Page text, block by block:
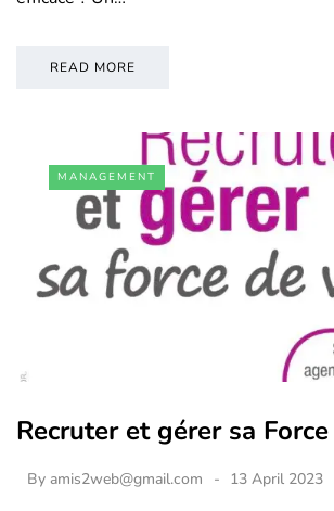
READ MORE
MANAGEMENT
Recruter et gérer sa
By amis2web@gmail.com 13 April 2023